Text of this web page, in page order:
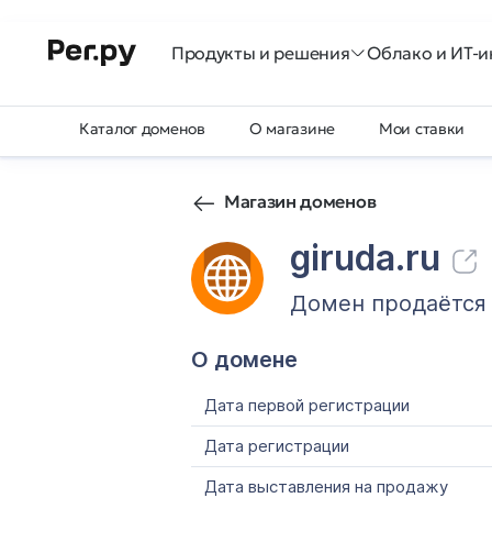
Продукты и решения Облако и ИТ-
Каталог доменов О магазине Мои ставки
Магазин доменов
giruda.ru
Домен продаётся
О домене
Дата первой регистрации
Дата регистрации
Дата выставления на продажу